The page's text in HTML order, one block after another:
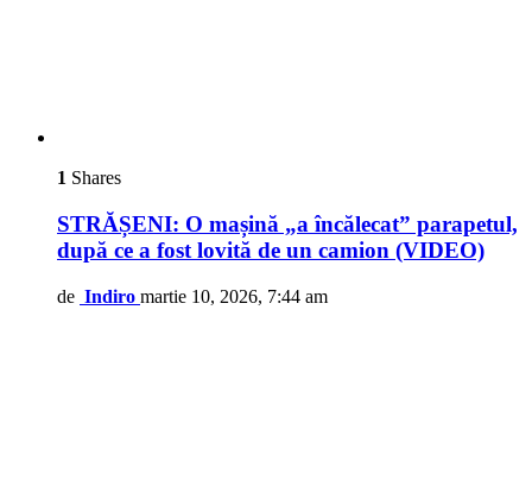
1 Shares
STRĂȘENI: O mașină „a încălecat” parapetul,
după ce a fost lovită de un camion (VIDEO)
de Indiro martie 10, 2026, 7:44 am